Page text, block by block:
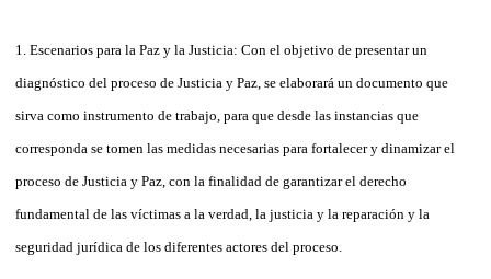
1. Escenarios para la Paz y la Justicia: Con el objetivo de presentar un
diagnóstico del proceso de Justicia y Paz, se elaborará un documento que
sirva como instrumento de trabajo, para que desde las instancias que
corresponda se tomen las medidas necesarias para fortalecer y dinamizar el
proceso de Justicia y Paz, con la finalidad de garantizar el derecho
fundamental de las víctimas a la verdad, la justicia y la reparación y la
seguridad jurídica de los diferentes actores del proceso.